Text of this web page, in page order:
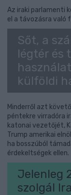
Az iraki parlamenti
el a távozásra való
Sőt, a
légtér és
külföldi
Minderről azt
péntekre virradóra
katonai vezetőjét,
Trump amerikai
ha bosszúból
érdekeltségek ellen.
Jelenleg
szolgál